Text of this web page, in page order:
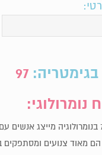
בגימטריה: 97
נומרולוגי:
אנשי 7 הם מאוד צנועים